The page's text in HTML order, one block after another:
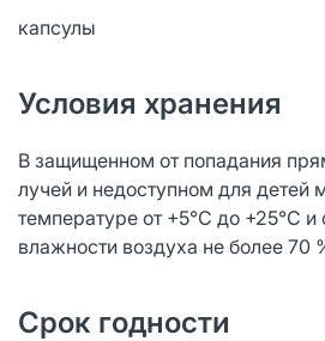
капсулы
Условия хранения
В защищенном от попадания
лучей и недоступном для детей
температуре от +5°C до +25°C и
влажности воздуха не более 70
Срок годности